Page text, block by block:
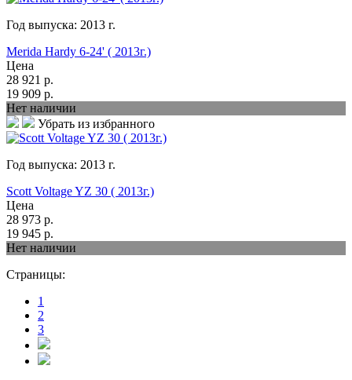
Год выпуска: 2013 г.
Merida Hardy 6-24' ( 2013г.)
Цена
28 921 р.
19 909 р.
Нет наличии
Убрать из избранного
Год выпуска: 2013 г.
Scott Voltage YZ 30 ( 2013г.)
Цена
28 973 р.
19 945 р.
Нет наличии
Страницы:
1
2
3